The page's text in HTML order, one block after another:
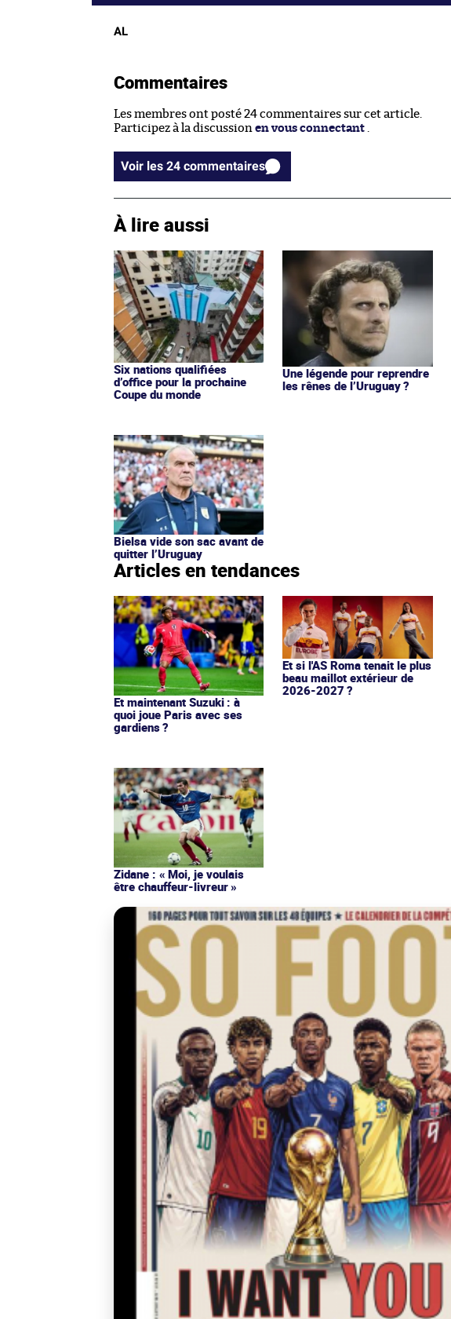
AL
Commentaires
Les membres ont posté 24 commentaires sur cet article.
Participez à la discussion en vous connectant .
Voir les 24 commentaires
À lire aussi
Six nations qualifiées
d’office pour la prochaine
Coupe du monde
Une légende pour reprendre
les rênes de l’Uruguay ?
Bielsa vide son sac avant de
quitter l’Uruguay
Articles en tendances
Et maintenant Suzuki : à
quoi joue Paris avec ses
gardiens ?
Et si l'AS Roma tenait le plus
beau maillot extérieur de
2026-2027 ?
Zidane : « Moi, je voulais
être chauffeur-livreur »